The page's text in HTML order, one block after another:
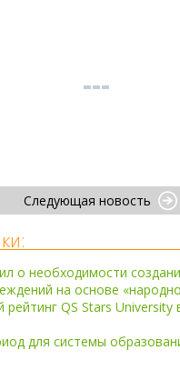
Следующая новость
о необходимости
на основе
QS Stars University
для системы